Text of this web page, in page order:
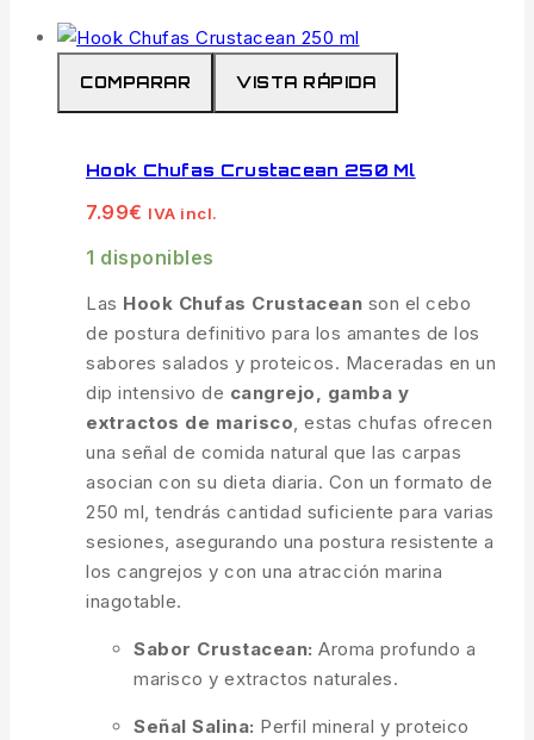
COMPARAR VISTA RÁPIDA
Hook Chufas Crustacean 250 Ml
7.99€ IVA incl.
1 disponibles
Las Hook Chufas Crustacean son el cebo
de postura definitivo para los amantes de los
sabores salados y proteicos. Maceradas en un
dip intensivo de cangrejo, gamba y
extractos de marisco, estas chufas ofrecen
una señal de comida natural que las carpas
asocian con su dieta diaria. Con un formato de
250 ml, tendrás cantidad suficiente para varias
sesiones, asegurando una postura resistente a
los cangrejos y con una atracción marina
inagotable.
Sabor Crustacean: Aroma profundo a
marisco y extractos naturales.
Señal Salina: Perfil mineral y proteico